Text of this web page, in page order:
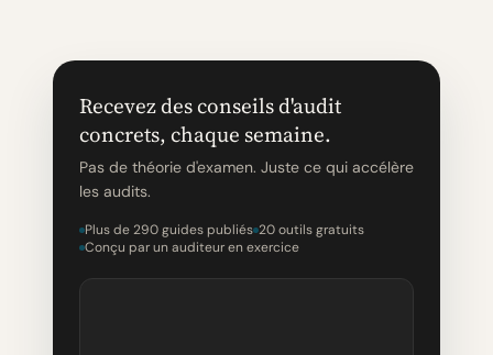
Recevez des conseils d'audit
concrets, chaque semaine.
Pas de théorie d'examen. Juste ce qui accélère
les audits.
Plus de 290 guides publiés 20 outils gratuits
Conçu par un auditeur en exercice